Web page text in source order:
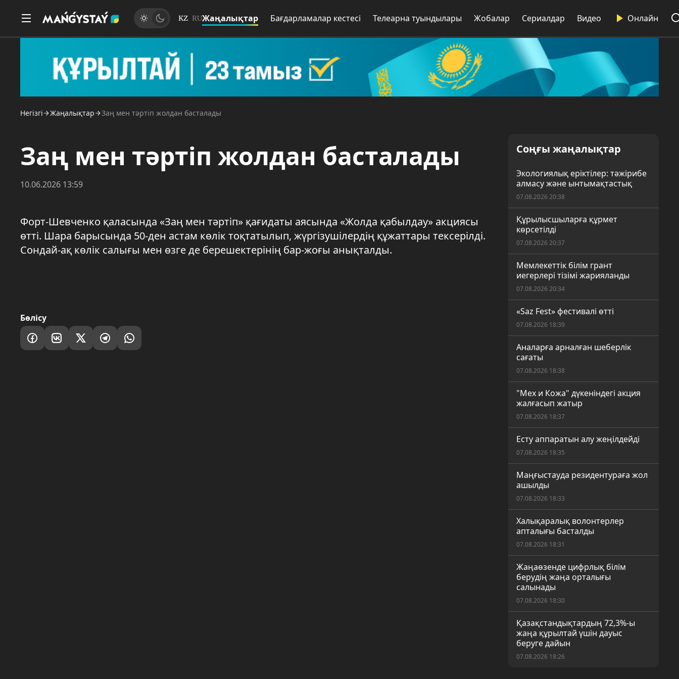
KZ RUЖаңалықтар Бағдарламалар кестесі Телеарна туындылары Жобалар Сериалдар Видео Онлайн
Негізгі Жаңалықтар Заң мен тәртіп жолдан басталады
Заң мен тәртіп жолдан басталады
10.06.2026 13:59
Форт-Шевченко қаласында «Заң мен тәртіп» қағидаты аясында «Жолда қабылдау» акциясы
өтті. Шара барысында 50-ден астам көлік тоқтатылып, жүргізушілердің құжаттары тексерілді.
Сондай-ақ көлік салығы мен өзге де берешектерінің бар-жоғы анықталды.
Бөлісу
Соңғы жаңалықтар
Экологиялық еріктілер: тәжірибе
алмасу және ынтымақтастық
07.08.2026 20:38
Құрылысшыларға құрмет
көрсетілді
07.08.2026 20:37
Мемлекеттік білім грант
иегерлері тізімі жарияланды
07.08.2026 20:34
«Saz Fest» фестивалі өтті
07.08.2026 18:39
Аналарға арналған шеберлік
сағаты
07.08.2026 18:38
"Мех и Кожа" дүкеніндегі акция
жалғасып жатыр
07.08.2026 18:37
Есту аппаратын алу жеңілдейді
07.08.2026 18:35
Маңғыстауда резидентураға жол
ашылды
07.08.2026 18:33
Халықаралық волонтерлер
апталығы басталды
07.08.2026 18:31
Жаңаөзенде цифрлық білім
берудің жаңа орталығы
салынады
07.08.2026 18:30
Қазақстандықтардың 72,3%-ы
жаңа құрылтай үшін дауыс
беруге дайын
07.08.2026 18:26